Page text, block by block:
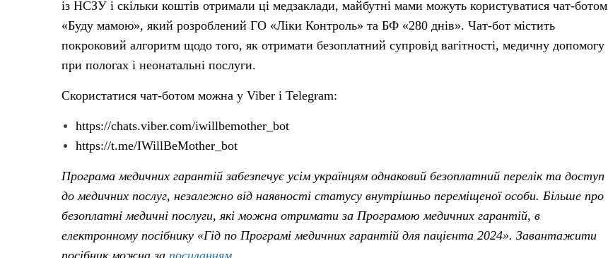
із НСЗУ і скільки коштів отримали ці медзаклади, майбутні мами можуть користуватися чат-ботом
«Буду мамою», який розроблений ГО «Ліки Контроль» та БФ «280 днів». Чат-бот містить
покроковий алгоритм щодо того, як отримати безоплатний супровід вагітності, медичну допомогу
при пологах і неонатальні послуги.
Скористатися чат-ботом можна у Viber і Telegram:
https://chats.viber.com/iwillbemother_bot
https://t.me/IWillBeMother_bot
Програма медичних гарантій забезпечує усім українцям однаковий безоплатний перелік та доступ
до медичних послуг, незалежно від наявності статусу внутрішньо переміщеної особи. Більше про
безоплатні медичні послуги, які можна отримати за Програмою медичних гарантій, в
електронному посібнику «Гід по Програмі медичних гарантій для пацієнта 2024». Завантажити
посібник можна за посиланням